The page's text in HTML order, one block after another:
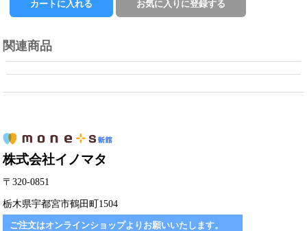
関連商品
株式会社イノマタ
〒320-0851
栃木県宇都宮市鶴田町1504
ご注文はオンラインショップよりお願いいたします。